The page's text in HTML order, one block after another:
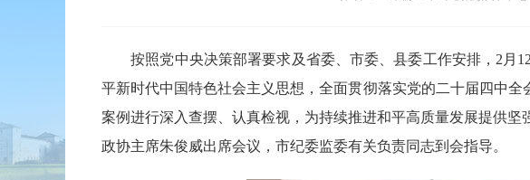
按照党中央决策部署要求及省委、市委、县委工作安排，2月
平新时代中国特色社会主义思想，全面贯彻落实党的二十届四中
案例进行深入查摆、认真检视，为持续推进和平高质量发展提供
政协主席朱俊威出席会议，市纪委监委有关负责同志到会指导。